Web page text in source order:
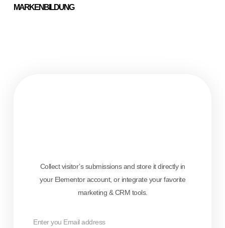
MARKENBILDUNG
Collect visitor’s submissions and store it directly in
your Elementor account, or integrate your favorite
marketing & CRM tools.